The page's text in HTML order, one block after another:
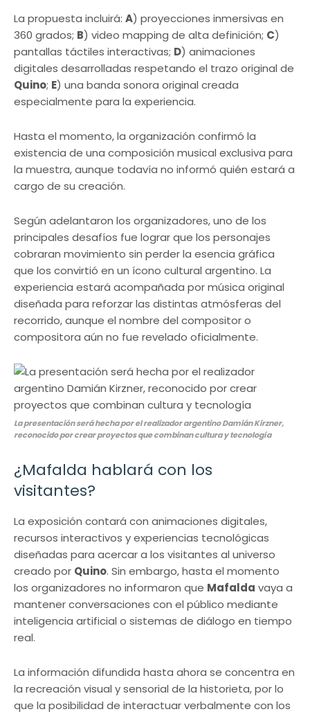
La propuesta incluirá: A) proyecciones inmersivas en
360 grados; B) video mapping de alta definición; C)
pantallas táctiles interactivas; D) animaciones
digitales desarrolladas respetando el trazo original de
Quino; E) una banda sonora original creada
especialmente para la experiencia.
Hasta el momento, la organización confirmó la
existencia de una composición musical exclusiva para
la muestra, aunque todavía no informó quién estará a
cargo de su creación.
Según adelantaron los organizadores, uno de los
principales desafíos fue lograr que los personajes
cobraran movimiento sin perder la esencia gráfica
que los convirtió en un ícono cultural argentino. La
experiencia estará acompañada por música original
diseñada para reforzar las distintas atmósferas del
recorrido, aunque el nombre del compositor o
compositora aún no fue revelado oficialmente.
La presentación será hecha por el realizador argentino Damián Kirzner,
reconocido por crear proyectos que combinan cultura y tecnología
¿Mafalda hablará con los
visitantes?
La exposición contará con animaciones digitales,
recursos interactivos y experiencias tecnológicas
diseñadas para acercar a los visitantes al universo
creado por Quino. Sin embargo, hasta el momento
los organizadores no informaron que Mafalda vaya a
mantener conversaciones con el público mediante
inteligencia artificial o sistemas de diálogo en tiempo
real.
La información difundida hasta ahora se concentra en
la recreación visual y sensorial de la historieta, por lo
que la posibilidad de interactuar verbalmente con los